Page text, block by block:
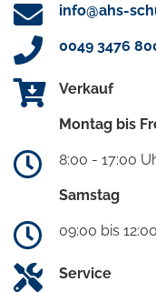
info@ahs-
0049 3476
Verkauf
Montag bis
8:00 - 17:00
Samstag
09:00 bis
Service